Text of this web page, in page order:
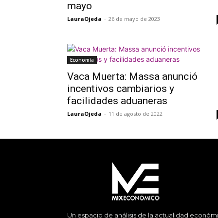
mayo
LauraOjeda - 26 de mayo de 2023
Economía
Vaca Muerta: Massa anunció
incentivos cambiarios y
facilidades aduaneras
LauraOjeda - 11 de agosto de 2022
Un espacio de análisis de la actualidad